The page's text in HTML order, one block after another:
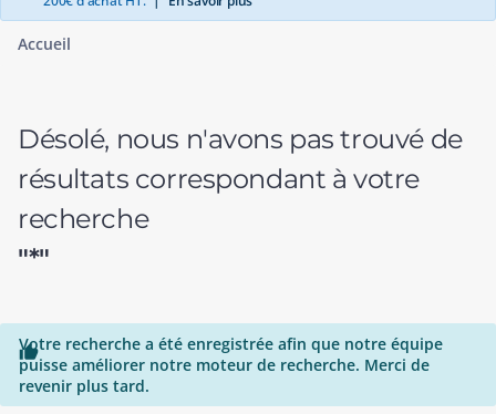
Accueil
Désolé, nous n'avons pas trouvé de
résultats correspondant à votre
recherche
"*"

Votre recherche a été enregistrée afin que notre équipe
puisse améliorer notre moteur de recherche. Merci de
revenir plus tard.